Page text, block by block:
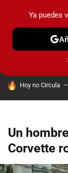
PRUEBAS
HOY SE HABLA
Hoy no Circula
Un
Corvette
Ya puedes